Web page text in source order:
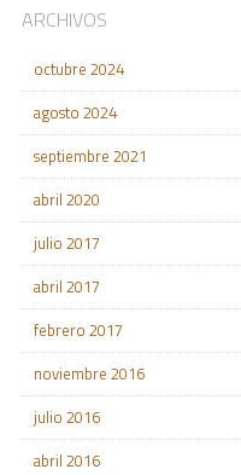
ARCHIVOS
octubre 2024
agosto 2024
septiembre 2021
abril 2020
julio 2017
abril 2017
febrero 2017
noviembre 2016
julio 2016
abril 2016